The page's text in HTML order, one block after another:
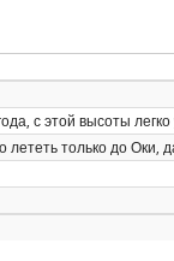
с этой высоты
только до Оки,